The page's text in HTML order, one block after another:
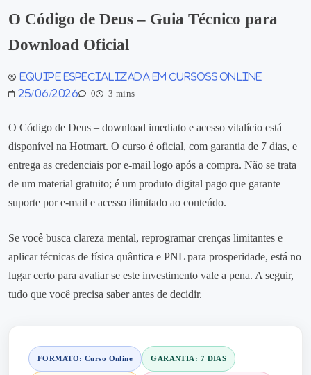
O Código de Deus – Guia Técnico para
Download Oficial
Equipe especializada em Cursoss Online
25/06/2026
0 3 mins
O Código de Deus – download imediato e acesso vitalício está
disponível na Hotmart. O curso é oficial, com garantia de 7 dias, e
entrega as credenciais por e‑mail logo após a compra. Não se trata
de um material gratuito; é um produto digital pago que garante
suporte por e‑mail e acesso ilimitado ao conteúdo.
Se você busca clareza mental, reprogramar crenças limitantes e
aplicar técnicas de física quântica e PNL para prosperidade, está no
lugar certo para avaliar se este investimento vale a pena. A seguir,
tudo que você precisa saber antes de decidir.
FORMATO: Curso Online GARANTIA: 7 DIAS